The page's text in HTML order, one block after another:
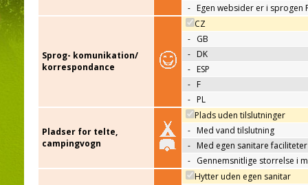
- Egen websider er i sprogen
Sprog- komunikation/
korrespondance
CZ
- GB
- DK
- ESP
- F
- PL
Pladser for telte,
campingvogn
Plads uden tilslutninger
- Med vand tilslutning
- Med egen sanitare faciliteter
- Gennemsnitlige storrelse i
Hytter uden egen sanitar